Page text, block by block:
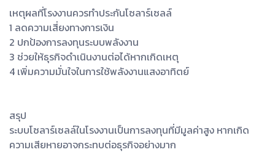
เหตุผลที่โรงงานควรทำประกันโซลาร์เซลล์
1 ลดความเสี่ยงทางการเงิน
2 ปกป้องการลงทุนระบบพลังงาน
3 ช่วยให้ธุรกิจดำเนินงานต่อได้หากเกิดเหตุ
4 เพิ่มความมั่นใจในการใช้พลังงานแสงอาทิตย์
สรุป
ระบบโซลาร์เซลล์ในโรงงานเป็นการลงทุนที่มีมูลค่าสูง หากเกิด
ความเสียหายอาจกระทบต่อธุรกิจอย่างมาก